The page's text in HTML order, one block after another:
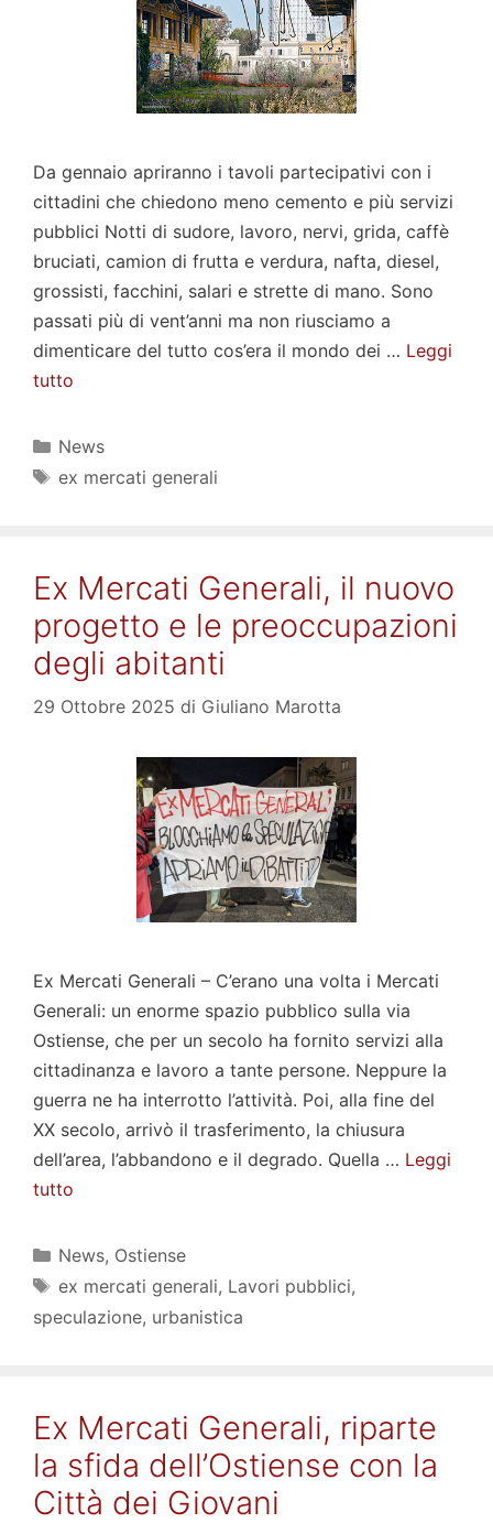
Da gennaio apriranno i tavoli partecipativi con i
cittadini che chiedono meno cemento e più servizi
pubblici Notti di sudore, lavoro, nervi, grida, caffè
bruciati, camion di frutta e verdura, nafta, diesel,
grossisti, facchini, salari e strette di mano. Sono
passati più di vent’anni ma non riusciamo a
dimenticare del tutto cos’era il mondo dei … Leggi
tutto
Categorie
News
Tag
ex mercati generali
Ex Mercati Generali, il nuovo
progetto e le preoccupazioni
degli abitanti
29 Ottobre 2025 di Giuliano Marotta
Ex Mercati Generali – C’erano una volta i Mercati
Generali: un enorme spazio pubblico sulla via
Ostiense, che per un secolo ha fornito servizi alla
cittadinanza e lavoro a tante persone. Neppure la
guerra ne ha interrotto l’attività. Poi, alla fine del
XX secolo, arrivò il trasferimento, la chiusura
dell’area, l’abbandono e il degrado. Quella … Leggi
tutto
Categorie
News, Ostiense
Tag
ex mercati generali, Lavori pubblici,
speculazione, urbanistica
Ex Mercati Generali, riparte
la sfida dell’Ostiense con la
Città dei Giovani